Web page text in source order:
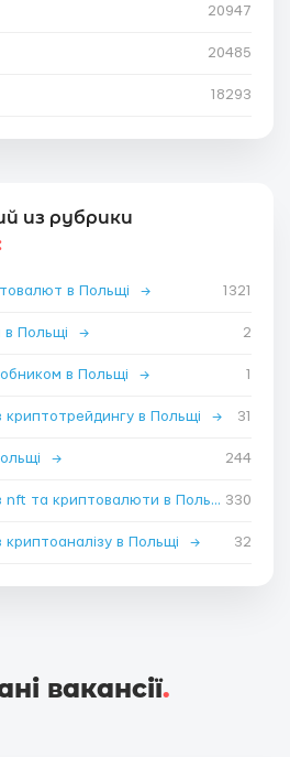
20947
20485
18293
из рубрики
в Польщі → 1321
Польщі → 2
в Польщі → 1
криптотрейдингу в Польщі → 31
→ 244
Робота Спеціалістом з nft та криптовалюти в Польщі →
330
криптоаналізу в Польщі → 32
вакансії.